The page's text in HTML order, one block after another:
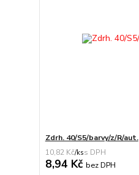
Zdrh. 40/S5/barvy/z/R/aut.
10,82 Kč/ks
8,94 Kč bez DPH